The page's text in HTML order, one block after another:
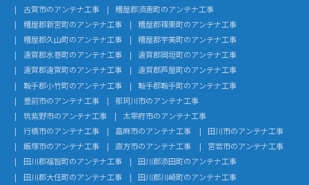
古賀市のアンテナ工事
糟屋郡須惠町のアンテナ工事
糟屋郡新宮町のアンテナ工事
糟屋郡篠栗町のアンテナ工事
糟屋郡久山町のアンテナ工事
糟屋郡宇美町のアンテナ工事
遠賀郡水巻町のアンテナ工事
遠賀郡岡垣町のアンテナ工事
遠賀郡遠賀町のアンテナ工事
遠賀郡芦屋町のアンテナ工事
鞍手郡小竹町のアンテナ工事
鞍手郡鞍手町のアンテナ工事
豊前市のアンテナ工事
那珂川市のアンテナ工事
筑紫野市のアンテナ工事
太宰府市のアンテナ工事
行橋市のアンテナ工事
嘉麻市のアンテナ工事
田川市のアンテナ工事
飯塚市のアンテナ工事
直方市のアンテナ工事
宮若市のアンテナ工事
田川郡福智町のアンテナ工事
田川郡添田町のアンテナ工事
田川郡大任町のアンテナ工事
田川郡川崎町のアンテナ工事